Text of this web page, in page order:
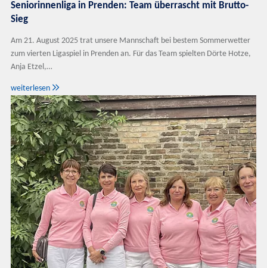
Seniorinnenliga in Prenden: Team überrascht mit Brutto-
Sieg
Am 21. August 2025 trat unsere Mannschaft bei bestem Sommerwetter
zum vierten Ligaspiel in Prenden an. Für das Team spielten Dörte Hotze,
Anja Etzel,…
weiterlesen 